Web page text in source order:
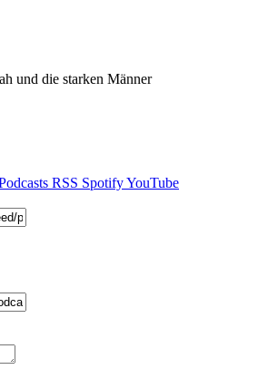
und die starken Männer
RSS SpotifyYouTube